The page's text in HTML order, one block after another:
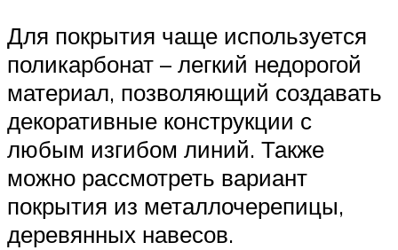
Для покрытия чаще используется
поликарбонат – легкий недорогой
материал, позволяющий создавать
декоративные конструкции с
любым изгибом линий. Также
можно рассмотреть вариант
покрытия из металлочерепицы,
деревянных навесов.